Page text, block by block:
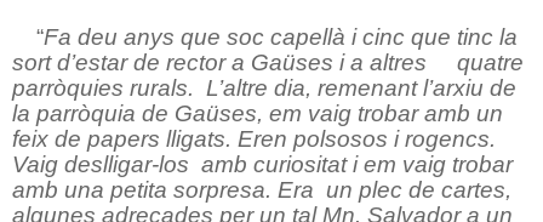
“Fa deu anys que soc capellà i cinc que tinc la
sort d’estar de rector a Gaüses i a altres
quatre
parròquies rurals.
L’altre dia, remenant l’arxiu de
la parròquia de Gaüses, em vaig trobar amb un
feix de papers lligats. Eren polsosos i rogencs.
Vaig deslligar-los amb curiositat i em vaig trobar
amb una petita sorpresa. Era un plec de cartes,
algunes adreçades per un tal Mn. Salvador a un